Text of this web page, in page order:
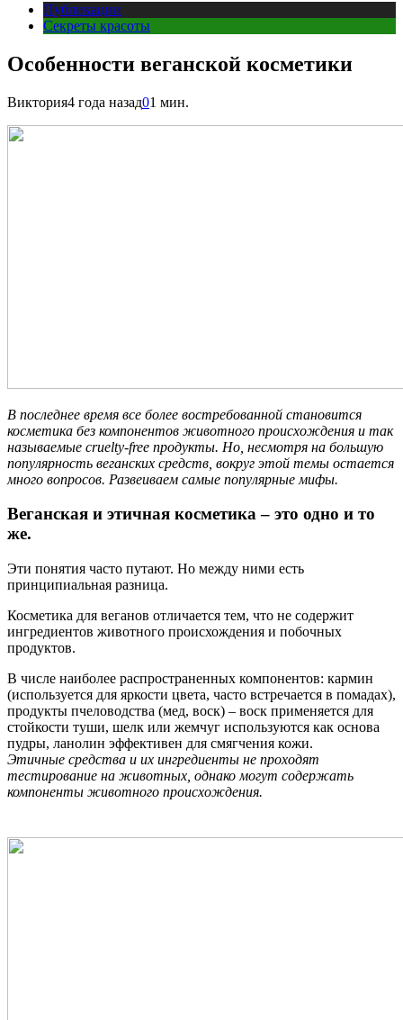
Публикации
Секреты красоты
Особенности веганской косметики
Виктория4 года назад01 мин.
В последнее время все более востребованной становится
косметика без компонентов животного происхождения и так
называемые cruelty-free продукты. Но, несмотря на большую
популярность веганских средств, вокруг этой темы остается
много вопросов. Развеиваем самые популярные мифы.
Веганская и этичная косметика – это одно и то
же.
Эти понятия часто путают. Но между ними есть
принципиальная разница.
Косметика для веганов отличается тем, что не содержит
ингредиентов животного происхождения и побочных
продуктов.
В числе наиболее распространенных компонентов: кармин
(используется для яркости цвета, часто встречается в помадах),
продукты пчеловодства (мед, воск) – воск применяется для
стойкости туши, шелк или жемчуг используются как основа
пудры, ланолин эффективен для смягчения кожи.
Этичные средства и их ингредиенты не проходят
тестирование на животных, однако могут содержать
компоненты животного происхождения.